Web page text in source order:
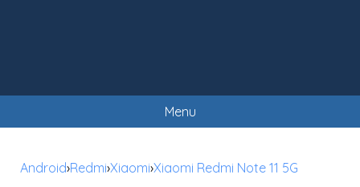
Menu
Android›Redmi›Xiaomi›Xiaomi Redmi Note 11 5G